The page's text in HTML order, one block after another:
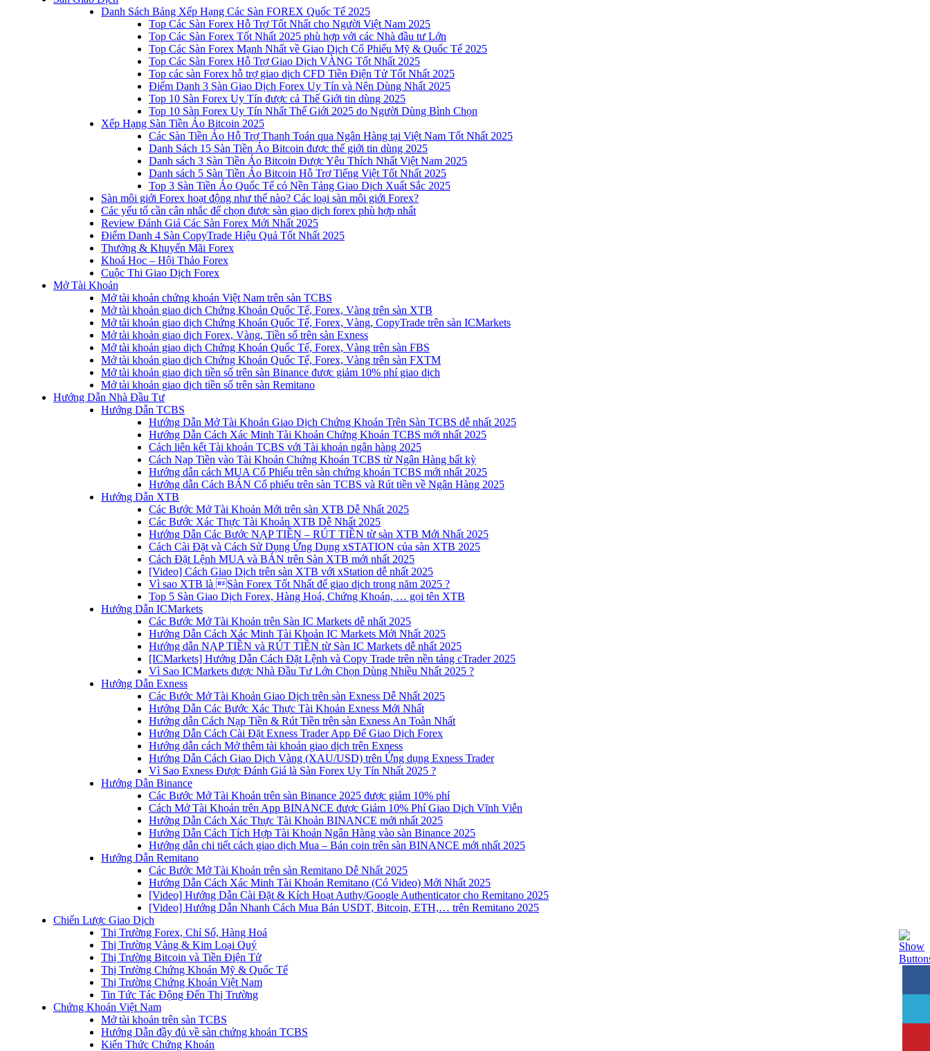
Danh Sách Bảng Xếp Hạng Các Sàn FOREX Quốc Tế 2025
Top Các Sàn Forex Hỗ Trợ Tốt Nhất cho Người Việt Nam 2025
Top Các Sàn Forex Tốt Nhất 2025 phù hợp với các Nhà đầu tư Lớn
Top Các Sàn Forex Mạnh Nhất về Giao Dịch Cổ Phiếu Mỹ & Quốc Tế 2025
Top Các Sàn Forex Hỗ Trợ Giao Dịch VÀNG Tốt Nhất 2025
Top các sàn Forex hỗ trợ giao dịch CFD Tiền Điện Tử Tốt Nhất 2025
Điểm Danh 3 Sàn Giao Dịch Forex Uy Tín và Nên Dùng Nhất 2025
Top 10 Sàn Forex Uy Tín được cả Thế Giới tin dùng 2025
Top 10 Sàn Forex Uy Tín Nhất Thế Giới 2025 do Người Dùng Bình Chọn
Xếp Hạng Sàn Tiền Ảo Bitcoin 2025
Các Sàn Tiền Ảo Hỗ Trợ Thanh Toán qua Ngân Hàng tại Việt Nam Tốt Nhất 2025
Danh Sách 15 Sàn Tiền Ảo Bitcoin được thế giới tin dùng 2025
Danh sách 3 Sàn Tiền Ảo Bitcoin Được Yêu Thích Nhất Việt Nam 2025
Danh sách 5 Sàn Tiền Ảo Bitcoin Hỗ Trợ Tiếng Việt Tốt Nhất 2025
Top 3 Sàn Tiền Ảo Quốc Tế có Nền Tảng Giao Dịch Xuất Sắc 2025
Sàn môi giới Forex hoạt động như thế nào? Các loại sàn môi giới Forex?
Các yếu tố cần cân nhắc để chọn được sàn giao dịch forex phù hợp nhất
Review Đánh Giá Các Sàn Forex Mới Nhất 2025
Điểm Danh 4 Sàn CopyTrade Hiệu Quả Tốt Nhất 2025
Thưởng & Khuyến Mãi Forex
Khoá Học – Hội Thảo Forex
Cuộc Thi Giao Dịch Forex
Mở Tài Khoản
Mở tài khoản chứng khoán Việt Nam trên sàn TCBS
Mở tài khoản giao dịch Chứng Khoán Quốc Tế, Forex, Vàng trên sàn XTB
Mở tài khoản giao dịch Chứng Khoán Quốc Tế, Forex, Vàng, CopyTrade trên sàn ICMarkets
Mở tài khoản giao dịch Forex, Vàng, Tiền số trên sàn Exness
Mở tài khoản giao dịch Chứng Khoán Quốc Tế, Forex, Vàng trên sàn FBS
Mở tài khoản giao dịch Chứng Khoán Quốc Tế, Forex, Vàng trên sàn FXTM
Mở tài khoản giao dịch tiền số trên sàn Binance được giảm 10% phí giao dịch
Mở tài khoản giao dịch tiền số trên sàn Remitano
Hướng Dẫn Nhà Đầu Tư
Hướng Dẫn TCBS
Hướng Dẫn Mở Tài Khoản Giao Dịch Chứng Khoán Trên Sàn TCBS dễ nhất 2025
Hướng Dẫn Cách Xác Minh Tài Khoản Chứng Khoán TCBS mới nhất 2025
Cách liên kết Tài khoản TCBS với Tài khoản ngân hàng 2025
Cách Nạp Tiền vào Tài Khoản Chứng Khoán TCBS từ Ngân Hàng bất kỳ
Hướng dẫn cách MUA Cổ Phiếu trên sàn chứng khoán TCBS mới nhất 2025
Hướng dẫn Cách BÁN Cổ phiếu trên sàn TCBS và Rút tiền về Ngân Hàng 2025
Hướng Dẫn XTB
Các Bước Mở Tài Khoản Mới trên sàn XTB Dễ Nhất 2025
Các Bước Xác Thực Tài Khoản XTB Dễ Nhất 2025
Hướng Dẫn Các Bước NẠP TIỀN – RÚT TIỀN từ sàn XTB Mới Nhất 2025
Cách Cài Đặt và Cách Sử Dụng Ứng Dụng xSTATION của sàn XTB 2025
Cách Đặt Lệnh MUA và BÁN trên Sàn XTB mới nhất 2025
[Video] Cách Giao Dịch trên sàn XTB với xStation dễ nhất 2025
Vì sao XTB là Sàn Forex Tốt Nhất để giao dịch trong năm 2025 ?
Top 5 Sàn Giao Dịch Forex, Hàng Hoá, Chứng Khoán, … gọi tên XTB
Hướng Dẫn ICMarkets
Các Bước Mở Tài Khoản trên Sàn IC Markets dễ nhất 2025
Hướng Dẫn Cách Xác Minh Tài Khoản IC Markets Mới Nhất 2025
Hướng dẫn NẠP TIỀN và RÚT TIỀN từ Sàn IC Markets dễ nhất 2025
[ICMarkets] Hướng Dẫn Cách Đặt Lệnh và Copy Trade trên nền tảng cTrader 2025
Vì Sao ICMarkets được Nhà Đầu Tư Lớn Chọn Dùng Nhiều Nhất 2025 ?
Hướng Dẫn Exness
Các Bước Mở Tài Khoản Giao Dịch trên sàn Exness Dễ Nhất 2025
Hướng Dẫn Các Bước Xác Thực Tài Khoản Exness Mới Nhất
Hướng dẫn Cách Nạp Tiền & Rút Tiền trên sàn Exness An Toàn Nhất
Hướng Dẫn Cách Cài Đặt Exness Trader App Để Giao Dịch Forex
Hướng dẫn cách Mở thêm tài khoản giao dịch trên Exness
Hướng Dẫn Cách Giao Dịch Vàng (XAU/USD) trên Ứng dụng Exness Trader
Vì Sao Exness Được Đánh Giá là Sàn Forex Uy Tín Nhất 2025 ?
Hướng Dẫn Binance
Các Bước Mở Tài Khoản trên sàn Binance 2025 được giảm 10% phí
Cách Mở Tài Khoản trên App BINANCE được Giảm 10% Phí Giao Dịch Vĩnh Viễn
Hướng Dẫn Cách Xác Thực Tài Khoản BINANCE mới nhất 2025
Hướng Dẫn Cách Tích Hợp Tài Khoản Ngân Hàng vào sàn Binance 2025
Hướng dẫn chi tiết cách giao dịch Mua – Bán coin trên sàn BINANCE mới nhất 2025
Hướng Dẫn Remitano
Các Bước Mở Tài Khoản trên sàn Remitano Dễ Nhất 2025
Hướng Dẫn Cách Xác Minh Tài Khoản Remitano (Có Video) Mới Nhất 2025
[Video] Hướng Dẫn Cài Đặt & Kích Hoạt Authy/Google Authenticator cho Remitano 2025
[Video] Hướng Dẫn Nhanh Cách Mua Bán USDT, Bitcoin, ETH,… trên Remitano 2025
Chiến Lược Giao Dịch
Thị Trường Forex, Chỉ Số, Hàng Hoá
Thị Trường Vàng & Kim Loại Quý
Thị Trường Bitcoin và Tiền Điện Tử
Thị Trường Chứng Khoán Mỹ & Quốc Tế
Thị Trường Chứng Khoán Việt Nam
Tin Tức Tác Động Đến Thị Trường
Chứng Khoán Việt Nam
Mở tài khoản trên sàn TCBS
Hướng Dẫn đầy đủ về sàn chứng khoán TCBS
Kiến Thức Chứng Khoán